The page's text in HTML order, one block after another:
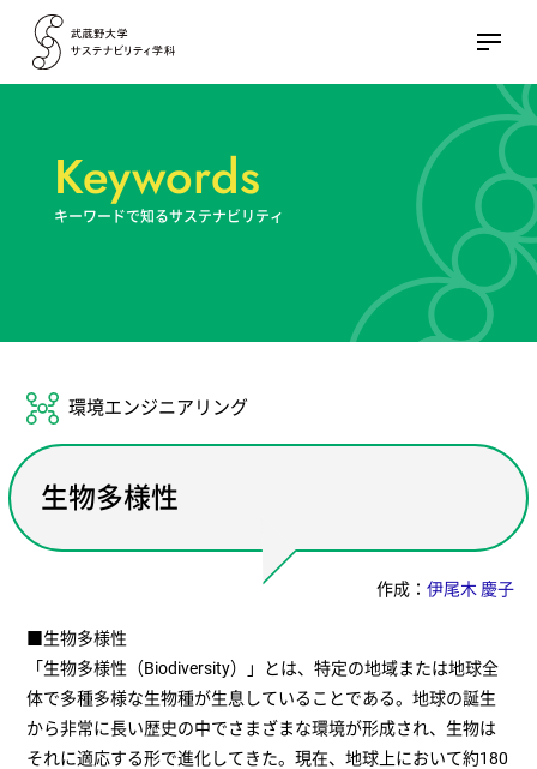
Keywords
キーワードで知るサステナビリティ
環境エンジニアリング
生物多様性
作成： 伊尾木 慶子
■生物多様性
「生物多様性（Biodiversity）」とは、特定の地域または地球全
体で多種多様な生物種が生息していることである。地球の誕生
から非常に長い歴史の中でさまざまな環境が形成され、生物は
それに適応する形で進化してきた。現在、地球上において約180